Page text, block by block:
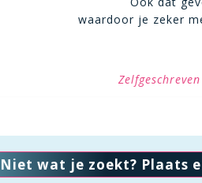
waardoor je zeker
Niet wat je zoekt? Plaats